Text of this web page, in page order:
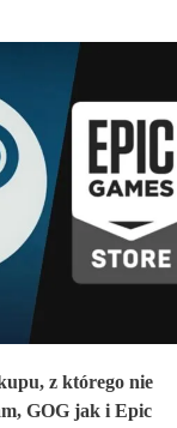
z którego nie
GOG jak i Epic